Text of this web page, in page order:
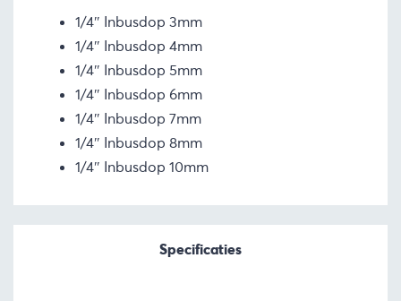
1/4″ Inbusdop 3mm
1/4″ Inbusdop 4mm
1/4″ Inbusdop 5mm
1/4″ Inbusdop 6mm
1/4″ Inbusdop 7mm
1/4″ Inbusdop 8mm
1/4″ Inbusdop 10mm
Specificaties